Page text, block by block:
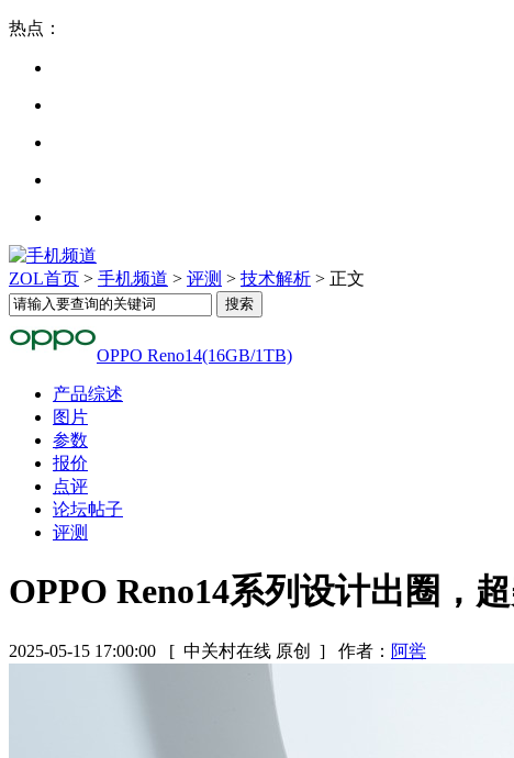
热点：
ZOL首页 > 手机频道 > 评测 > 技术解析 > 正文
OPPO Reno14(16GB/1TB)
产品综述
图片
参数
报价
点评
论坛帖子
评测
OPPO Reno14系列设计出圈，
2025-05-15 17:00:00 [ 中关村在线 原创 ] 作者： 阿喾